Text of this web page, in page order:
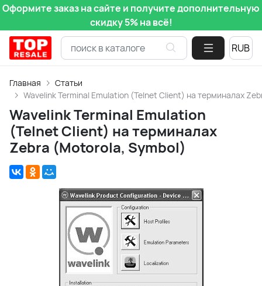
Оформите заказ на сайте и получите дополнительную
скидку 5% на всё!
Главная
Статьи
Wavelink Terminal Emulation (Telnet Client) на терминалах
Wavelink Terminal Emulation
(Telnet Client) на терминалах
Zebra (Motorola, Symbol)